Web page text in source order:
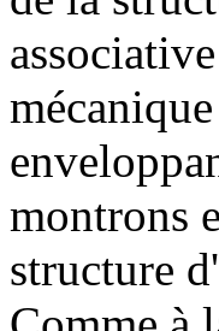
montrons
structure